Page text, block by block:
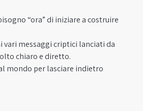
“ora” di iniziare a costruire
vari messaggi criptici lanciati da
chiaro e diretto.
mondo per lasciare indietro